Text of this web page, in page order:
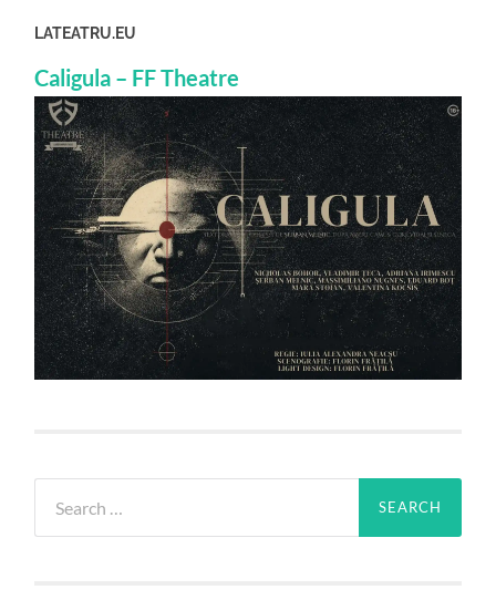
LATEATRU.EU
Caligula – FF Theatre
for: